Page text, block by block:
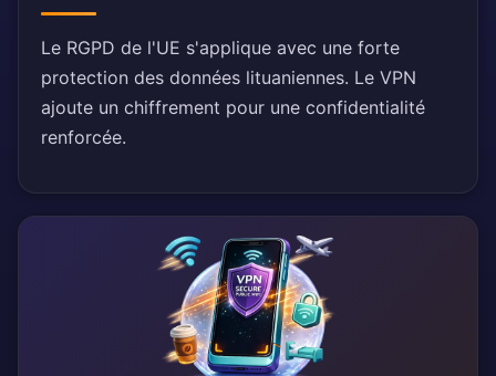
Le RGPD de l'UE s'applique avec une forte
protection des données lituaniennes. Le VPN
ajoute un chiffrement pour une confidentialité
renforcée.